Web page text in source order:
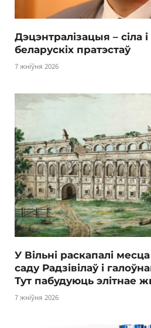
Дэцэнтралізацыя – сіла
беларускіх пратэстаў
7 жніўня 2026
У Вільні раскапалі
саду Радзівілаў і
Тут пабудуюць элітнае
7 жніўня 2026